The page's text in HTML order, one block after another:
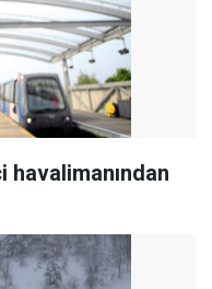
havalimanından